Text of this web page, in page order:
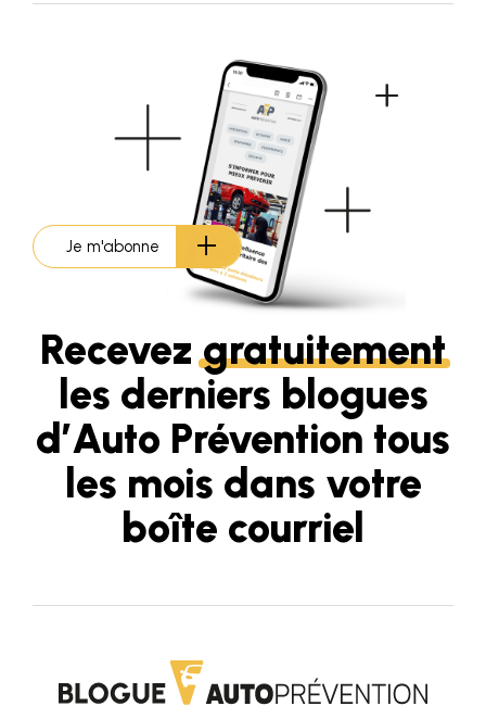
Recevezgratuitement
les derniers blogues
d’Auto Prévention tous
les mois dans votre
boîte courriel
Je m'abonne